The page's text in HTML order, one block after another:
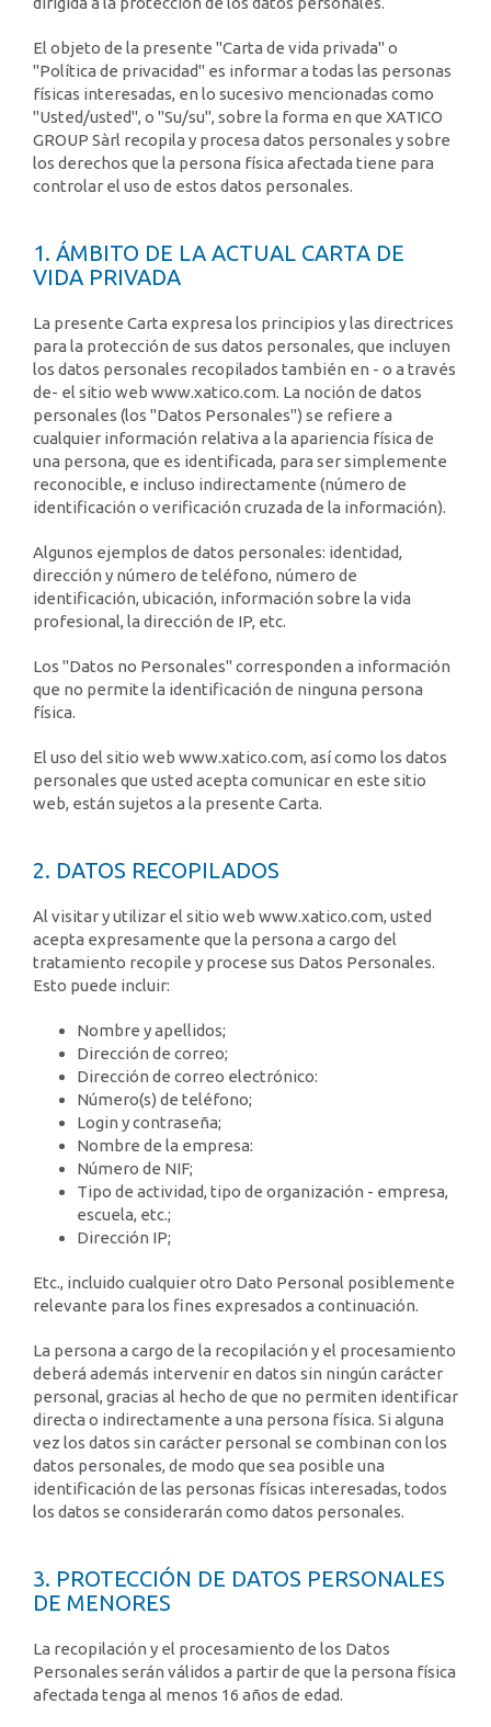
El objeto de la presente "Carta de vida privada" o
"Política de privacidad" es informar a todas las personas
físicas interesadas, en lo sucesivo mencionadas como
"Usted/usted", o "Su/su", sobre la forma en que XATICO
GROUP Sàrl recopila y procesa datos personales y sobre
los derechos que la persona física afectada tiene para
controlar el uso de estos datos personales.
1. ÁMBITO DE LA ACTUAL CARTA DE
VIDA PRIVADA
La presente Carta expresa los principios y las directrices
para la protección de sus datos personales, que incluyen
los datos personales recopilados también en - o a través
de- el sitio web www.xatico.com. La noción de datos
personales (los "Datos Personales") se refiere a
cualquier información relativa a la apariencia física de
una persona, que es identificada, para ser simplemente
reconocible, e incluso indirectamente (número de
identificación o verificación cruzada de la información).
Algunos ejemplos de datos personales: identidad,
dirección y número de teléfono, número de
identificación, ubicación, información sobre la vida
profesional, la dirección de IP, etc.
Los "Datos no Personales" corresponden a información
que no permite la identificación de ninguna persona
física.
El uso del sitio web www.xatico.com, así como los datos
personales que usted acepta comunicar en este sitio
web, están sujetos a la presente Carta.
2. DATOS RECOPILADOS
Al visitar y utilizar el sitio web www.xatico.com, usted
acepta expresamente que la persona a cargo del
tratamiento recopile y procese sus Datos Personales.
Esto puede incluir:
Nombre y apellidos;
Dirección de correo;
Dirección de correo electrónico:
Número(s) de teléfono;
Login y contraseña;
Nombre de la empresa:
Número de NIF;
Tipo de actividad, tipo de organización - empresa,
escuela, etc.;
Dirección IP;
Etc., incluido cualquier otro Dato Personal posiblemente
relevante para los fines expresados a continuación.
La persona a cargo de la recopilación y el procesamiento
deberá además intervenir en datos sin ningún carácter
personal, gracias al hecho de que no permiten identificar
directa o indirectamente a una persona física. Si alguna
vez los datos sin carácter personal se combinan con los
datos personales, de modo que sea posible una
identificación de las personas físicas interesadas, todos
los datos se considerarán como datos personales.
3. PROTECCIÓN DE DATOS PERSONALES
DE MENORES
La recopilación y el procesamiento de los Datos
Personales serán válidos a partir de que la persona física
afectada tenga al menos 16 años de edad.